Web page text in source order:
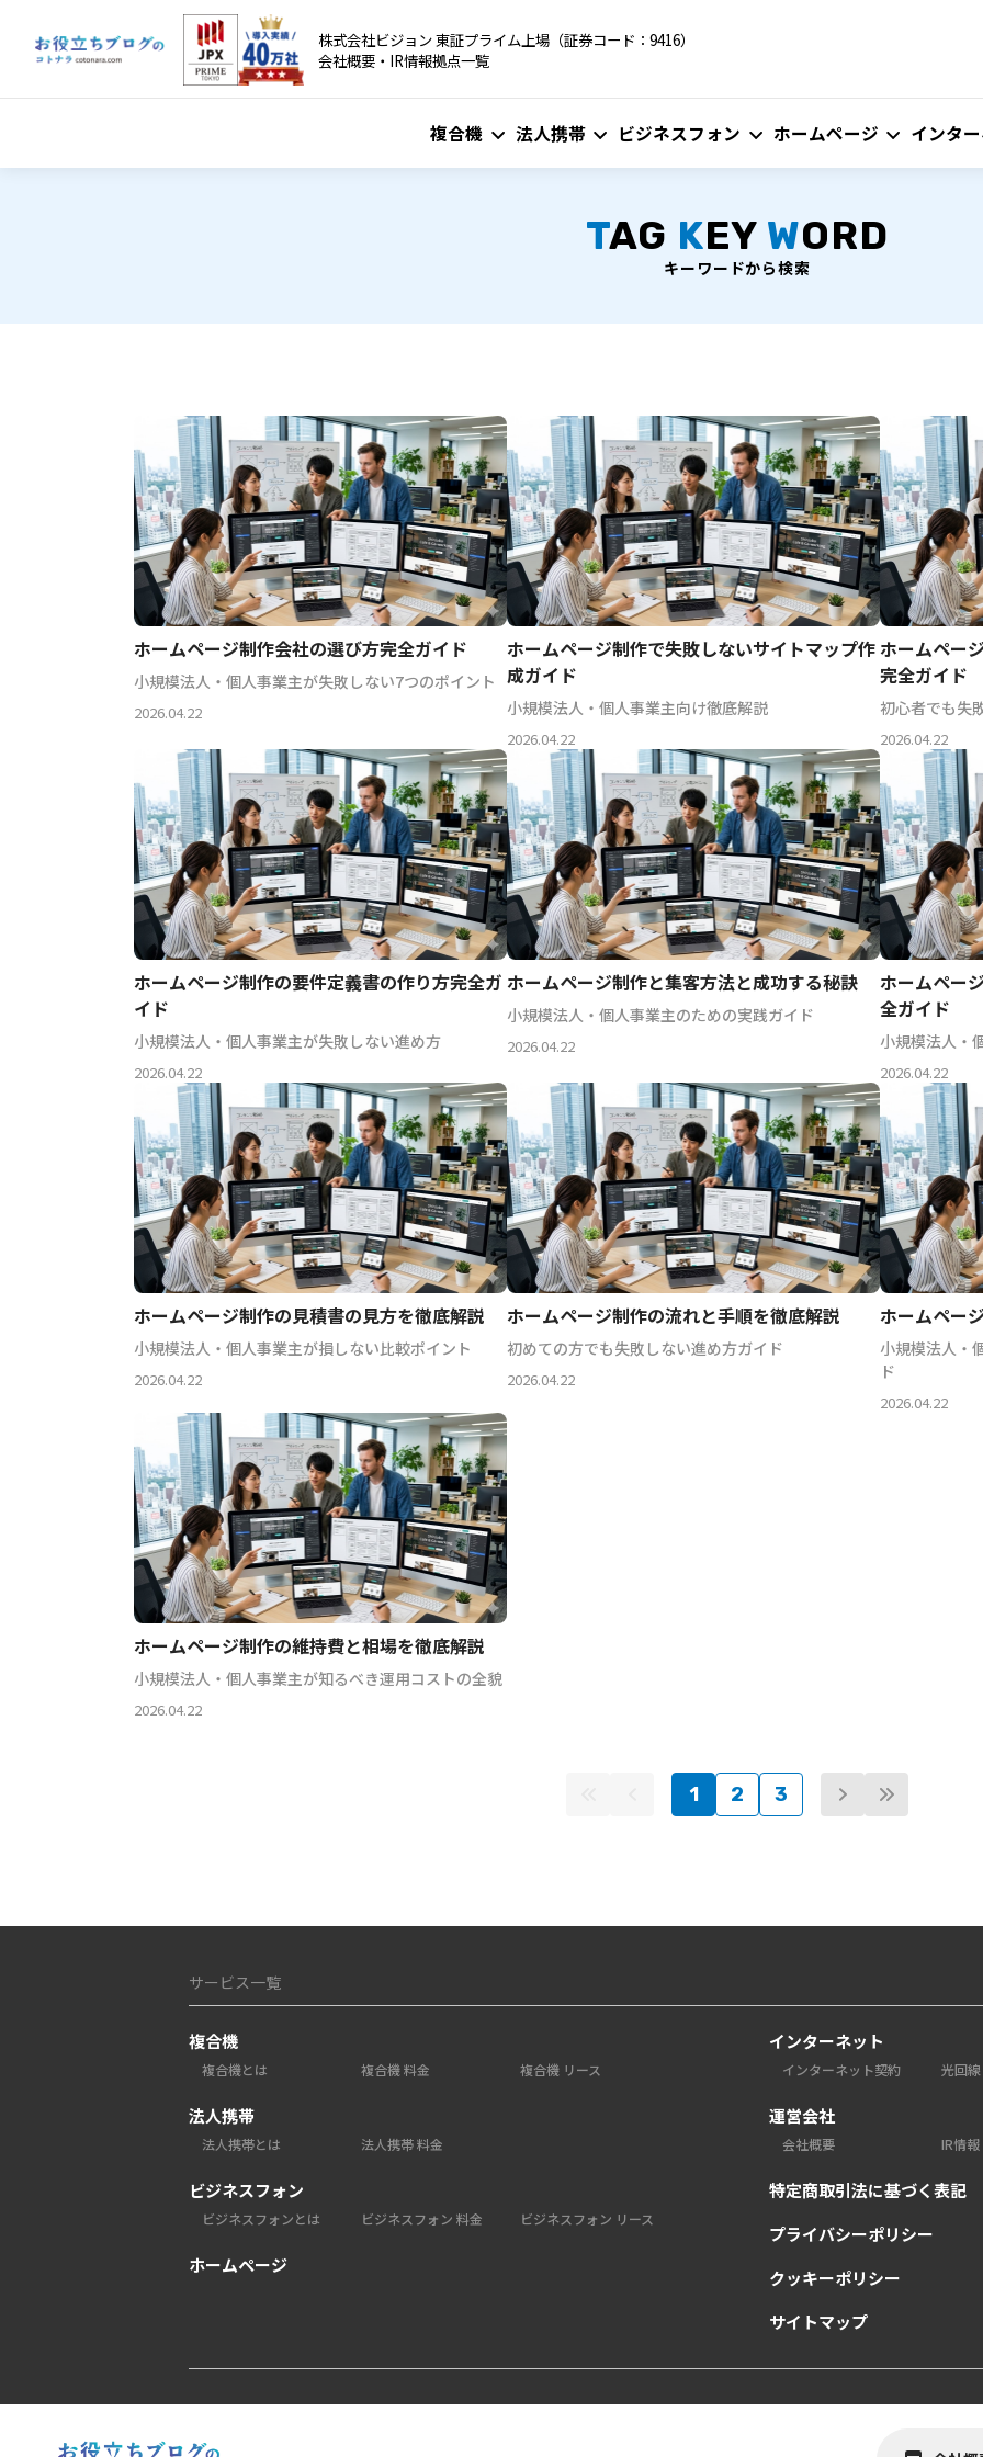
株式会社ビジョン 東証プライム上場（証券コード：9416）
会社概要・IR情報拠点一覧
複合機 法人携帯 ビジネスフォン ホームページ インタ
TAG KEY WORD
キーワードから検索
ホームページ制作会社の選び方完全ガイド
小規模法人・個人事業主が失敗しない7つのポイント
2026.04.22
ホームページ制作で失敗しないサイトマップ作
成ガイド
小規模法人・個人事業主向け徹底解説
2026.04.22
ホームペー
完全ガイド
初心者でも失
2026.04.22
ホームページ制作の要件定義書の作り方完全ガ
イド
小規模法人・個人事業主が失敗しない進め方
2026.04.22
ホームページ制作と集客方法と成功する秘訣
小規模法人・個人事業主のための実践ガイド
2026.04.22
ホームペー
全ガイド
小規模法人・
2026.04.22
ホームページ制作の見積書の見方を徹底解説
小規模法人・個人事業主が損しない比較ポイント
2026.04.22
ホームページ制作の流れと手順を徹底解説
初めての方でも失敗しない進め方ガイド
2026.04.22
ホームペー
小規模法人・
ド
2026.04.22
ホームページ制作の維持費と相場を徹底解説
小規模法人・個人事業主が知るべき運用コストの全貌
2026.04.22
1 2 3
サービス一覧
複合機
複合機とは 複合機 料金 複合機 リース
法人携帯
法人携帯とは 法人携帯 料金
ビジネスフォン
ビジネスフォンとは ビジネスフォン 料金 ビジネスフォン リース
ホームページ
インターネット
インターネット契約 光回
運営会社
会社概要 IR情報
特定商取引法に基づく表記
プライバシーポリシー
クッキーポリシー
サイトマップ